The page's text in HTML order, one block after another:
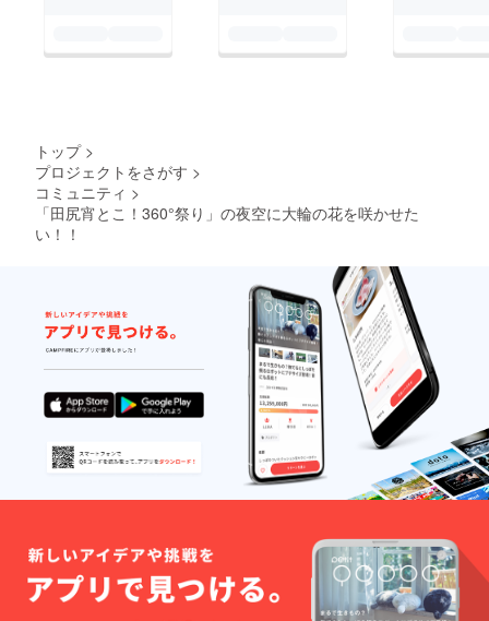
トップ >
プロジェクトをさがす >
コミュニティ >
「田尻宵とこ！360°祭り」の夜空に大輪の花を咲かせた
い！！